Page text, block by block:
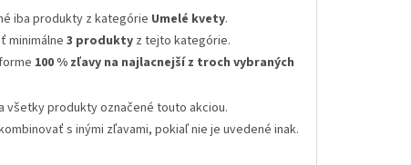
iba produkty z kategórie Umelé kvety.
minimálne3 produkty z tejto kategórie.
100 % zľavy na najlacnejší z troch vybraných
všetky produkty označené touto akciou.
s inými zľavami, pokiaľ nie je uvedené inak.